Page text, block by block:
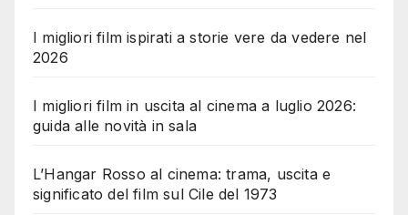
I migliori film ispirati a storie vere da vedere nel
2026
I migliori film in uscita al cinema a luglio 2026:
guida alle novità in sala
L’Hangar Rosso al cinema: trama, uscita e
significato del film sul Cile del 1973